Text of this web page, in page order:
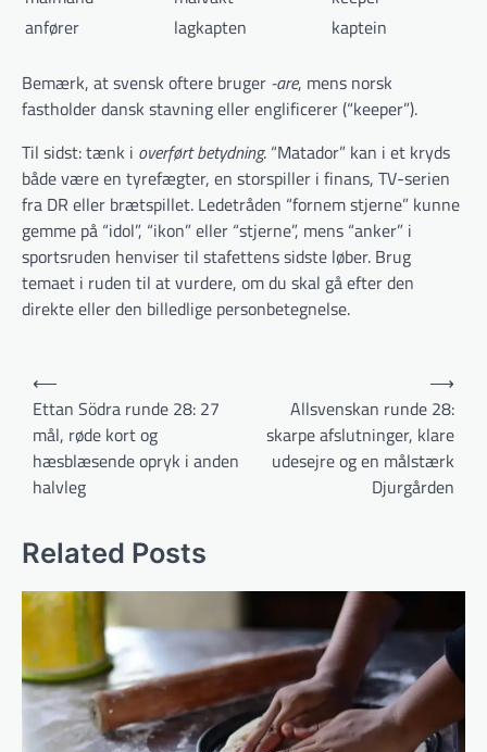
anfører
lagkapten kaptein
Bemærk, at svensk oftere bruger -are, mens norsk
fastholder dansk stavning eller englificerer (“keeper”).
Til sidst: tænk i overført betydning. “Matador” kan i et kryds
både være en tyrefægter, en storspiller i finans, TV-serien
fra DR eller brætspillet. Ledetråden “fornem stjerne” kunne
gemme på “idol”, “ikon” eller “stjerne”, mens “anker” i
sportsruden henviser til stafettens sidste løber. Brug
temaet i ruden til at vurdere, om du skal gå efter den
direkte eller den billedlige personbetegnelse.
Indlægsnavigation
⟵
Ettan Södra runde 28: 27
mål, røde kort og
hæsblæsende opryk i anden
halvleg
Allsvenskan runde 28:
skarpe afslutninger, klare
udesejre og en målstærk
Djurgården
⟶
Related Posts